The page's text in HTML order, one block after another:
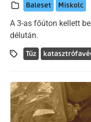
Baleset Miskolc
A 3-as főúton kellett
délután.
Tűz